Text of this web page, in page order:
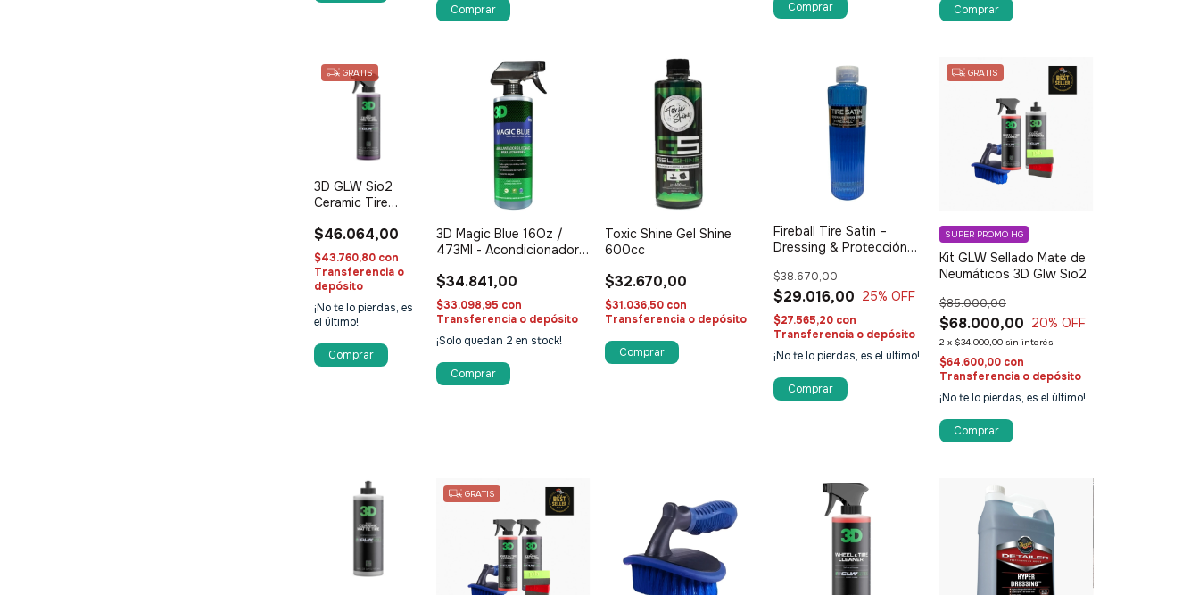
Comprar
GRATIS
3D GLW Sio2
Ceramic Tire
$46.064,00
$43.760,80 con
Transferencia o
depósito
¡No te lo pierdas, es
el último!
3D Magic Blue 16Oz /
473Ml - Acondicionador
de exterior
$34.841,00
$33.098,95 con
Transferencia o depósito
¡Solo quedan 2 en stock!
Toxic Shine Gel Shine
600cc
$32.670,00
$31.036,50 con
Transferencia o depósito
Fireball Tire Satin –
Dressing & Protección
$29.016,00
$38.670,00
25% OFF
$27.565,20 con
Transferencia o depósito
¡No te lo pierdas, es el último!
GRATIS
Kit GLW Sellado Mate de
Neumáticos 3D Glw Sio2
$68.000,00
$85.000,00
20% OFF
2 x $34.000,00 sin interés
SUPER PROMO HG
$64.600,00 con
Transferencia o depósito
¡No te lo pierdas, es el último!
GRATIS